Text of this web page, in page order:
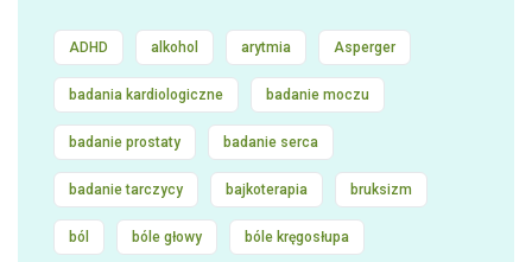
ADHD alkohol arytmia Asperger
badania kardiologiczne badanie moczu
badanie prostaty badanie serca
badanie tarczycy bajkoterapia bruksizm
ból bóle głowy bóle kręgosłupa